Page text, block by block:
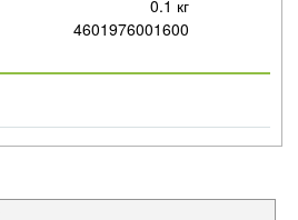
0.1 кг
4601976001600